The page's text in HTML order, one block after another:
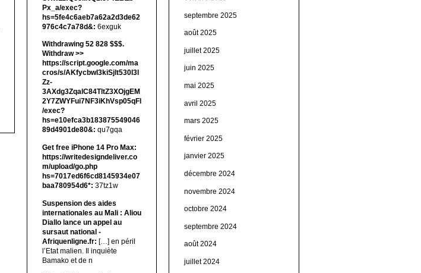
Px_a/exec?
hs=5fe4c6aeb7a62a2d3de62
976c4c7a78d&: 6exguk
Withdrawing 52 828 $$$.
Withdrаw >>
https://script.google.com/ma
cros/s/AKfycbwl3kiSjlt530I3l
Zz-
3AXdg3ZqalC84TltZ3XOjgEM
2Y7ZWYFui7NF3iKhVsp05qFl
/exec?
hs=e10efca3b183875549046
89d4901de80&: qu7gqa
Get free iPhone 14 Pro Max:
https://writedesigndeliver.co
m/upload/go.php
hs=7017ed6f6cd8145934e07
baa780954d6*: 37tz1w
Suspension des aides
internationales au Mali : Aliou
Diallo lance un appel au
sursaut national -
Afriquenligne.fr: […] en péril
l’Etat malien. Il inquiète
Bamako et de n
septembre 2025
août 2025
juillet 2025
juin 2025
mai 2025
avril 2025
mars 2025
février 2025
janvier 2025
décembre 2024
novembre 2024
octobre 2024
septembre 2024
août 2024
juillet 2024